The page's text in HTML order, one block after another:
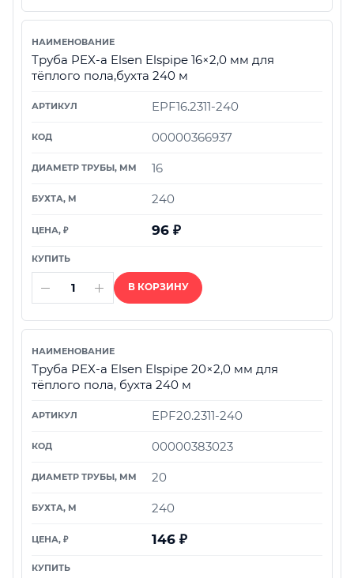
Труба PEX-а Elsen Elspipe 16×2,0 мм для
тёплого пола,бухта 240 м
EPF16.2311-240
00000366937
16
240
96₽
В КОРЗИНУ
Труба PEX-а Elsen Elspipe 20×2,0 мм для
тёплого пола, бухта 240 м
EPF20.2311-240
00000383023
20
240
146₽